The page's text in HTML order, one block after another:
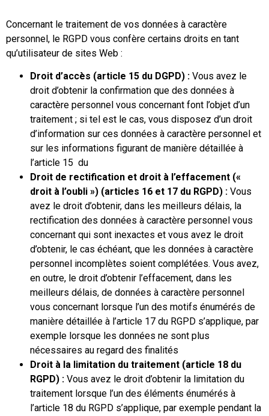
Concernant le traitement de vos données à caractère
personnel, le RGPD vous confère certains droits en tant
qu’utilisateur de sites Web :
Droit d’accès (article 15 du DGPD) : Vous avez le
droit d’obtenir la confirmation que des données à
caractère personnel vous concernant font l’objet d’un
traitement ; si tel est le cas, vous disposez d’un droit
d’information sur ces données à caractère personnel et
sur les informations figurant de manière détaillée à
l’article 15 du
Droit de rectification et droit à l’effacement («
droit à l’oubli ») (articles 16 et 17 du RGPD) : Vous
avez le droit d’obtenir, dans les meilleurs délais, la
rectification des données à caractère personnel vous
concernant qui sont inexactes et vous avez le droit
d’obtenir, le cas échéant, que les données à caractère
personnel incomplètes soient complétées. Vous avez,
en outre, le droit d’obtenir l’effacement, dans les
meilleurs délais, de données à caractère personnel
vous concernant lorsque l’un des motifs énumérés de
manière détaillée à l’article 17 du RGPD s’applique, par
exemple lorsque les données ne sont plus
nécessaires au regard des finalités
Droit à la limitation du traitement (article 18 du
RGPD) : Vous avez le droit d’obtenir la limitation du
traitement lorsque l’un des éléments énumérés à
l’article 18 du RGPD s’applique, par exemple pendant la